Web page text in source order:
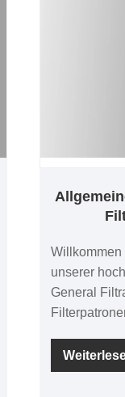
Willkommen
unserer
General
Membranen
Kartusche